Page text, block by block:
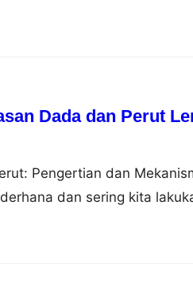
Dada dan Perut
Pengertian dan
dan sering kita
yaitu pernapasan dada